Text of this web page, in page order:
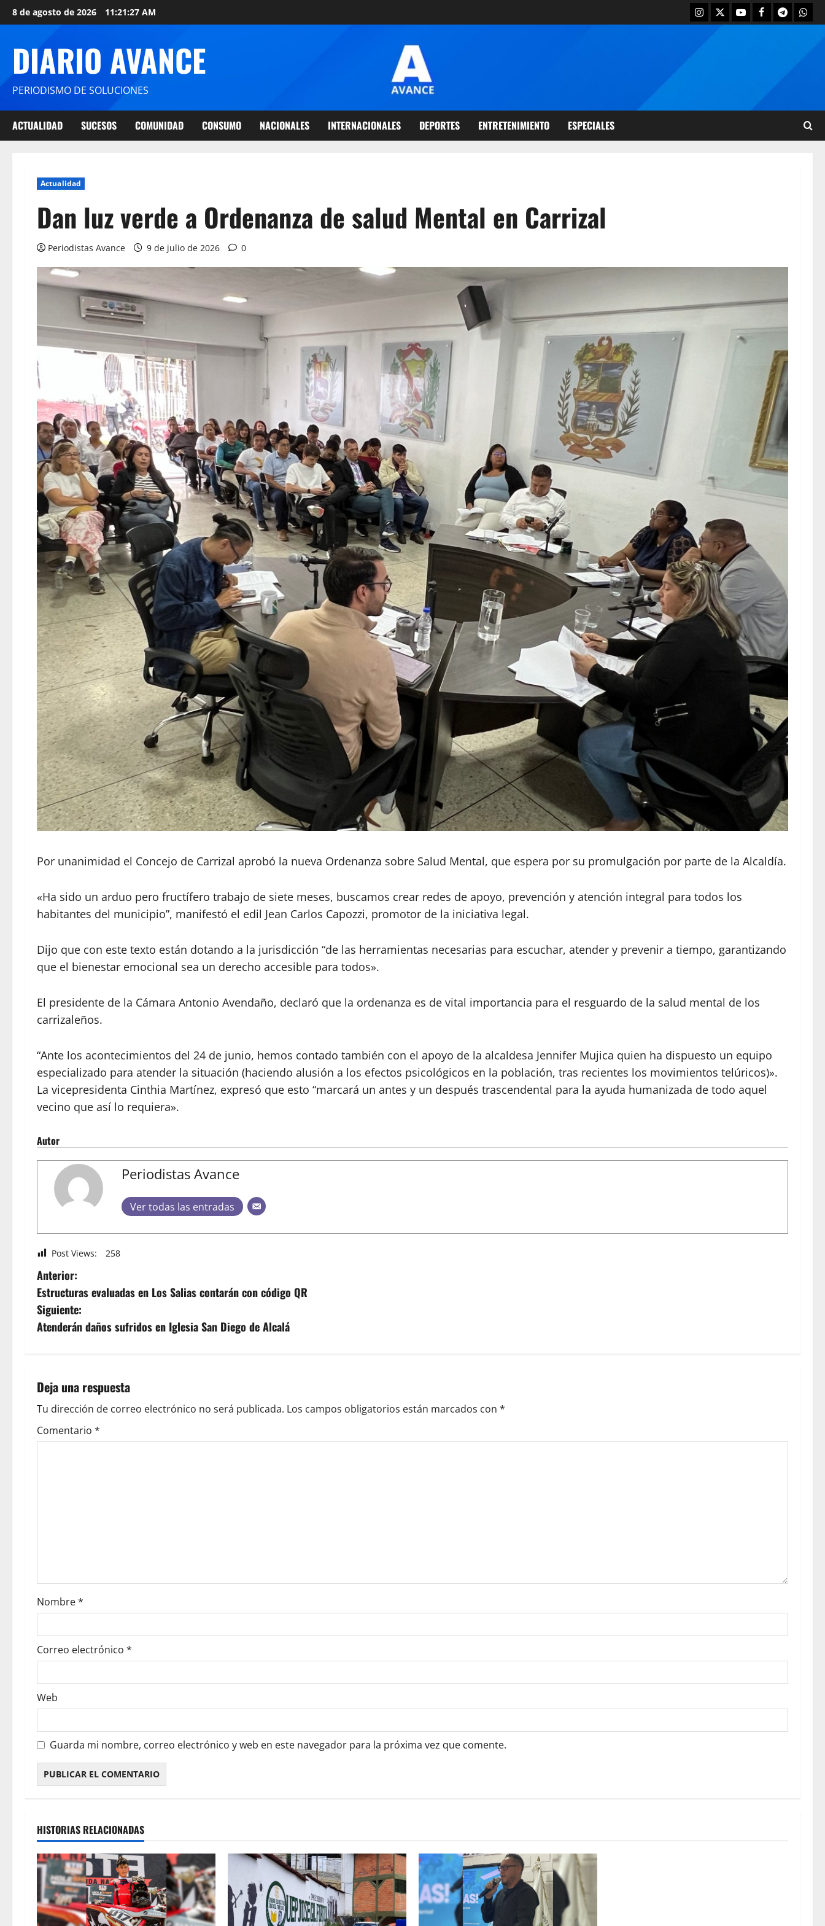
8 de agosto de 2026 11:21:28 AM
DIARIO AVANCE
PERIODISMO DE SOLUCIONES
ACTUALIDAD SUCESOS COMUNIDAD CONSUMO NACIONALES INTERNACIONALES DEPORTES ENTRETENIMIENTO ESPECIALES
Actualidad
Dan luz verde a Ordenanza de salud Mental en Carrizal
Periodistas Avance 9 de julio de 2026 0
Por unanimidad el Concejo de Carrizal aprobó la nueva Ordenanza sobre Salud Mental, que espera por su promulgación por parte de la Alcaldía.
«Ha sido un arduo pero fructífero trabajo de siete meses, buscamos crear redes de apoyo, prevención y atención integral para todos los
habitantes del municipio”, manifestó el edil Jean Carlos Capozzi, promotor de la iniciativa legal.
Dijo que con este texto están dotando a la jurisdicción “de las herramientas necesarias para escuchar, atender y prevenir a tiempo, garantizando
que el bienestar emocional sea un derecho accesible para todos».
El presidente de la Cámara Antonio Avendaño, declaró que la ordenanza es de vital importancia para el resguardo de la salud mental de los
carrizaleños.
“Ante los acontecimientos del 24 de junio, hemos contado también con el apoyo de la alcaldesa Jennifer Mujica quien ha dispuesto un equipo
especializado para atender la situación (haciendo alusión a los efectos psicológicos en la población, tras recientes los movimientos telúricos)».
La vicepresidenta Cinthia Martínez, expresó que esto “marcará un antes y un después trascendental para la ayuda humanizada de todo aquel
vecino que así lo requiera».
Autor
Periodistas Avance
Ver todas las entradas
Post Views: 258
Anterior:
Estructuras evaluadas en Los Salias contarán con código QR
Siguiente:
Atenderán daños sufridos en Iglesia San Diego de Alcalá
Deja una respuesta
Tu dirección de correo electrónico no será publicada. Los campos obligatorios están marcados con *
Comentario *
Nombre*
Correo electrónico *
Web
Guarda mi nombre, correo electrónico y web en este navegador para la próxima vez que comente.
HISTORIAS RELACIONADAS